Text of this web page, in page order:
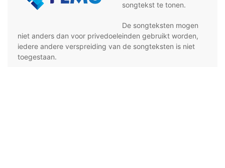
songtekst te tonen.
De songteksten mogen
niet anders dan voor privedoeleinden gebruikt worden,
iedere andere verspreiding van de songteksten is niet
toegestaan.